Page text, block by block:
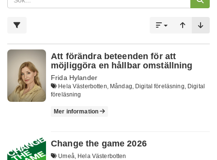
Att förändra beteenden för att
möjliggöra en hållbar omställning
Frida Hylander
Hela Västerbotten, Måndag, Digital föreläsning, Digital
föreläsning
Mer information
Change the game 2026
Umeå, Hela Västerbotten